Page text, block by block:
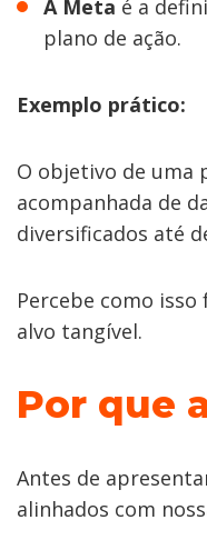
A Meta é a
plano de ação.
Exemplo prático:
O objetivo de uma
acompanhada de
diversificados até
Percebe como
alvo tangível.
Por que
Antes de
alinhados com